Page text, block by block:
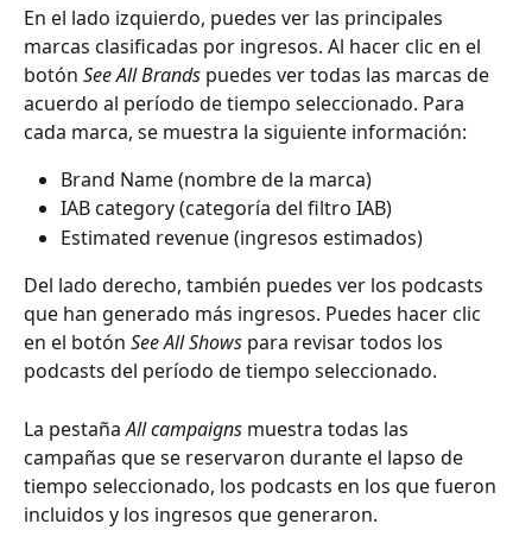
En el lado izquierdo, puedes ver las principales
marcas clasificadas por ingresos. Al hacer clic en el
botón See All Brands puedes ver todas las marcas de
acuerdo al período de tiempo seleccionado. Para
cada marca, se muestra la siguiente información:
Brand Name (nombre de la marca)
IAB category (categoría del filtro IAB)
Estimated revenue (ingresos estimados)
Del lado derecho, también puedes ver los podcasts
que han generado más ingresos. Puedes hacer clic
en el botón See All Shows para revisar todos los
podcasts del período de tiempo seleccionado.
La pestaña All campaigns muestra todas las
campañas que se reservaron durante el lapso de
tiempo seleccionado, los podcasts en los que fueron
incluidos y los ingresos que generaron.